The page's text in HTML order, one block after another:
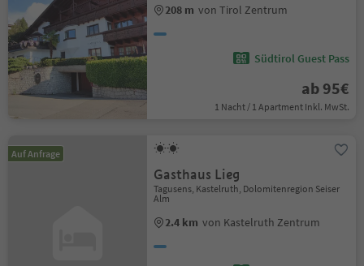
208 m von Tirol Zentrum
Südtirol Guest Pass
ab 95€
1 Nacht / 1 Apartment Inkl. MwSt.
Auf Anfrage
Gasthaus Lieg
Tagusens, Kastelruth, Dolomitenregion Seiser
Alm
2.4 km von Kastelruth Zentrum